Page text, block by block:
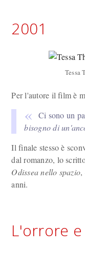
2001
Tessa
Per l'autore il film è
Ci sono un
bisogno di
Il finale stesso è
dal romanzo, lo
Odissea nello spazio,
anni.
L'orrore e